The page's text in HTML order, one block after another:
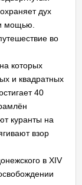
дух
мощью.
во
которых
и квадратных
40
куранты на
взор
в XIV